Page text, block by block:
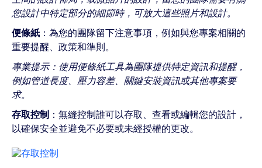
您設計中特定部分的細節時，可放大這些照片和設計。
便條紙 ：為您的團隊留下注意事項，例如與您專案相關的
重要提醒、政策和準則。
專業提示：使用便條紙工具為團隊提供特定資訊和提醒，
例如管道長度、壓力容差、關鍵安裝資訊或其他專案要
求。
存取控制 ：無縫控制誰可以存取、查看或編輯您的設計，
以確保安全並避免不必要或未經授權的更改。